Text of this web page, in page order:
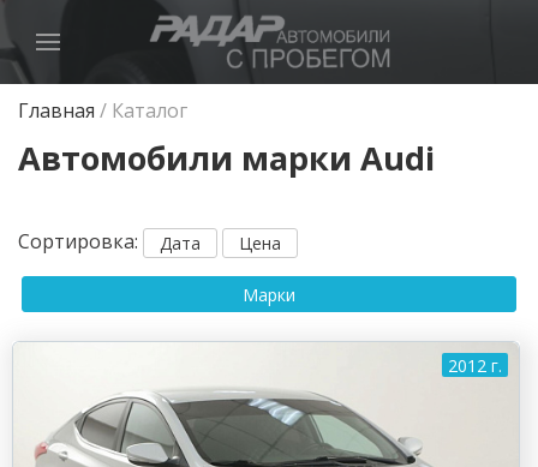
Главная / Каталог
Автомобили марки Audi
Сортировка: Дата Цена
Марки
2012 г.